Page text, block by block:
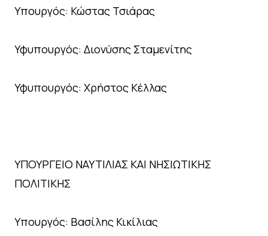
Υπουργός: Κώστας Τσιάρας
Υφυπουργός: Διονύσης Σταμενίτης
Υφυπουργός: Χρήστος Κέλλας
ΥΠΟΥΡΓΕΙΟ ΝΑΥΤΙΛΙΑΣ ΚΑΙ ΝΗΣΙΩΤΙΚΗΣ
ΠΟΛΙΤΙΚΗΣ
Υπουργός: Βασίλης Κικίλιας